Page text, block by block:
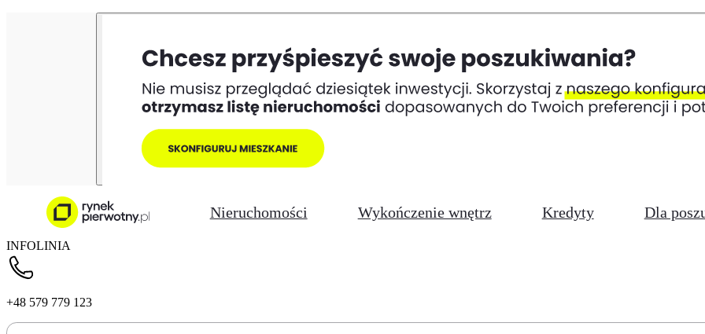
Nieruchomości Wykończenie wnętrz Kredyty Dla
INFOLINIA
+48 579 779 123